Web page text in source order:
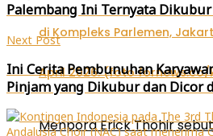
Menpora Erick Thohir
Palembang Ini Ternyata
Next Post
Ini Cerita Pembunuhan
Pinjam yang Dikubur dan Dicor